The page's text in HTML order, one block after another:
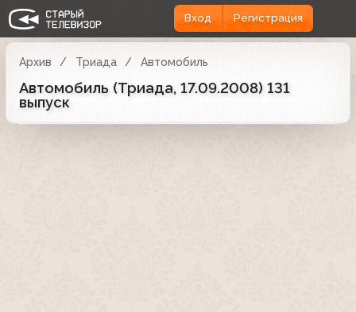
Вход Регистрация
Архив Триада Автомобиль
Автомобиль (Триада, 17.09.2008) 131
выпуск